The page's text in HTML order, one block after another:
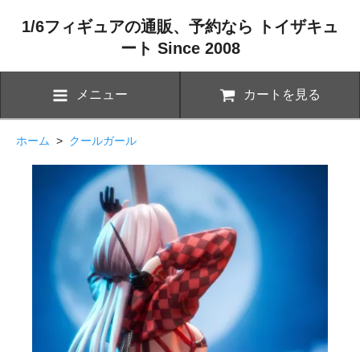
1/6フィギュアの通販、予約なら トイザキュ
ート Since 2008
メニュー カートを見る
ホーム > クールガール